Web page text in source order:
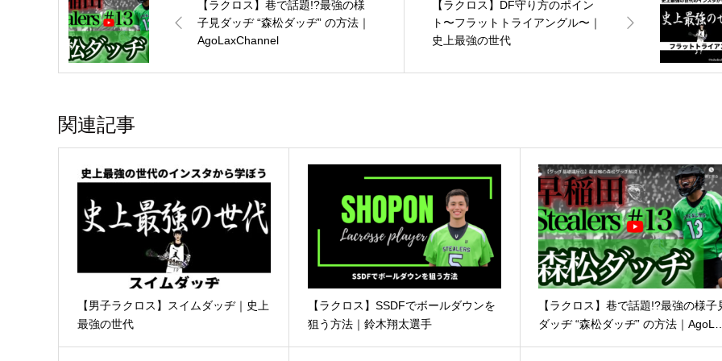
【ラクロス】巷で話題!?最強の様
子見ダッヂ “森松ダッヂ” の方法｜
AgoLaxChannel
【ラクロス】DF守り方のポイン
ト〜フラットトライアングル〜｜
史上最強の世代
関連記事
【男子ラクロス】スイムダッヂ｜史上
最強の世代
【ラクロス】SSDFでボールダウンを
狙う方法｜鈴木翔太選手
【ラクロス】巷で話題!?最強の様子
ダッヂ “森松ダッヂ” の方法｜